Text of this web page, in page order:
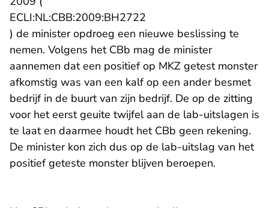
ECLI:NL:CBB:2009:BH2722
) de minister opdroeg een nieuwe beslissing te
nemen. Volgens het CBb mag de minister
aannemen dat een positief op MKZ getest monster
afkomstig was van een kalf op een ander besmet
bedrijf in de buurt van zijn bedrijf. De op de zitting
voor het eerst geuite twijfel aan de lab-uitslagen is
te laat en daarmee houdt het CBb geen rekening.
De minister kon zich dus op de lab-uitslag van het
positief geteste monster blijven beroepen.